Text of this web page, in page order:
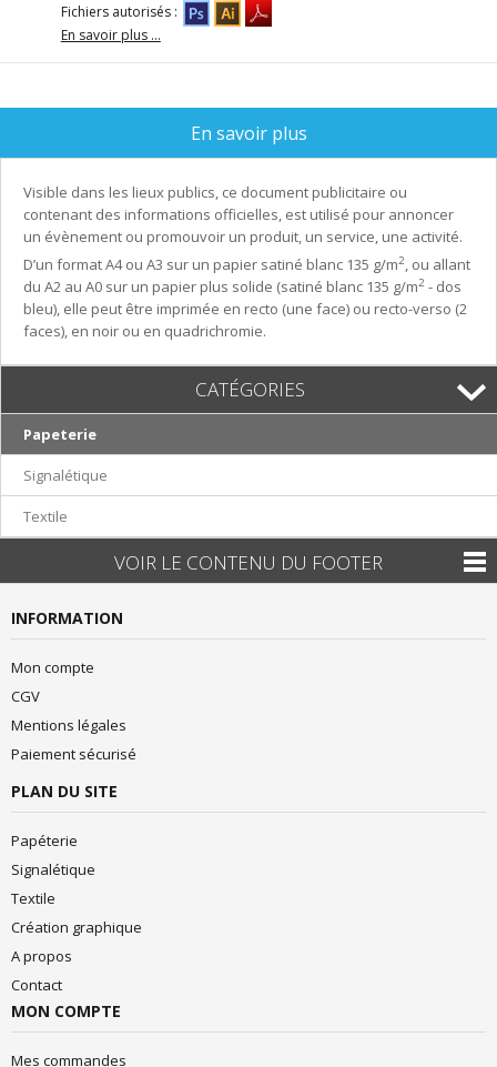
Fichiers autorisés :
En savoir plus ...
En savoir plus
Visible dans les lieux publics, ce document publicitaire ou
contenant des informations officielles, est utilisé pour annoncer
un évènement ou promouvoir un produit, un service, une activité.
D’un format A4 ou A3 sur un papier satiné blanc 135 g/m2 , ou allant
du A2 au A0 sur un papier plus solide (satiné blanc 135 g/m2 - dos
bleu), elle peut être imprimée en recto (une face) ou recto-verso (2
faces), en noir ou en quadrichromie.
CATÉGORIES
Papeterie
Signalétique
Textile
VOIR LE CONTENU DU FOOTER
INFORMATION
Mon compte
CGV
Mentions légales
Paiement sécurisé
PLAN DU SITE
Papéterie
Signalétique
Textile
Création graphique
A propos
Contact
MON COMPTE
Mes commandes